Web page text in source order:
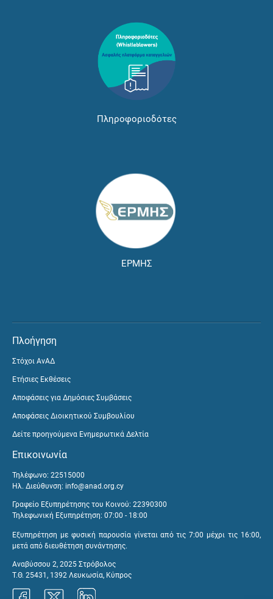
Πληροφοριοδότες
ΕΡΜΗΣ
Πλοήγηση
Στόχοι ΑνΑΔ
Ετήσιες Εκθέσεις
Αποφάσεις για Δημόσιες Συμβάσεις
Αποφάσεις Διοικητικού Συμβουλίου
Δείτε προηγούμενα Ενημερωτικά Δελτία
Επικοινωνία
Τηλέφωνο: 22515000
Ηλ. Διεύθυνση: info@anad.org.cy
Γραφείο Εξυπηρέτησης του Κοινού: 22390300
Τηλεφωνική Εξυπηρέτηση: 07:00 - 18:00
Εξυπηρέτηση με φυσική παρουσία γίνεται από τις 7:00 μέχρι τις 16:00,
μετά από διευθέτηση συνάντησης.
Αναβύσσου 2, 2025 Στρόβολος
Τ.Θ. 25431, 1392 Λευκωσία, Κύπρος